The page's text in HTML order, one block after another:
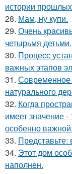
истории
28. Мам, ну купи.
29. Очень
четырьмя детьми.
30. Процесс
важных этапов
31. Современное
натурального
32. Когда
имеет значение -
особенно важной.
33. Представьте:
34. Этот дом
наполнен.